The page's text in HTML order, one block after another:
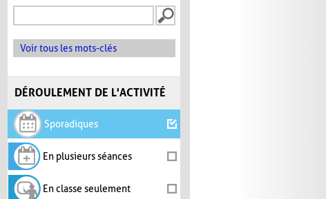
Voir tous les mots-clés
DÉROULEMENT DE L'ACTIVITÉ
Sporadiques
En plusieurs séances
En classe seulement